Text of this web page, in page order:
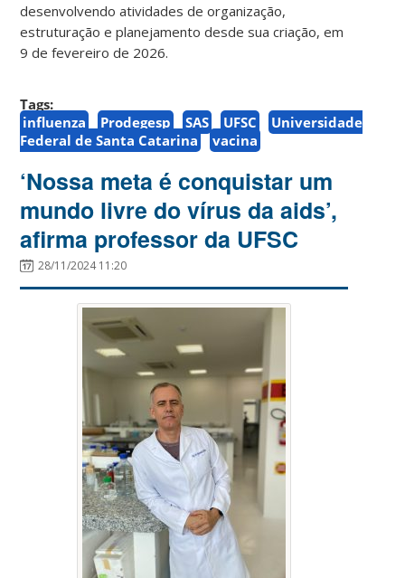
desenvolvendo atividades de organização,
estruturação e planejamento desde sua criação, em
9 de fevereiro de 2026.
Tags:
influenza
Prodegesp SAS UFSC
Universidade
Federal de Santa Catarina
vacina
‘Nossa meta é conquistar um
mundo livre do vírus da aids’,
afirma professor da UFSC
28/11/2024 11:20